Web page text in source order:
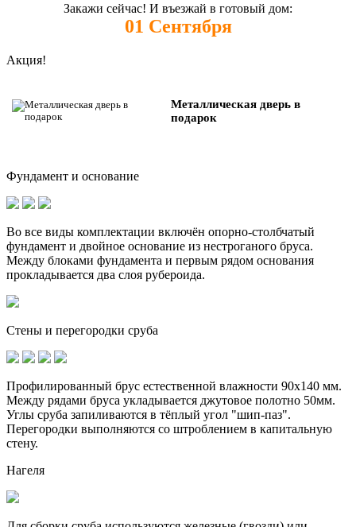
Закажи сейчас! И въезжай в готовый дом:
01 Сентября
Акция!
Металлическая дверь в
подарок
Фундамент и основание
Во все виды комплектации включён опорно-столбчатый
фундамент и двойное основание из нестроганого бруса.
Между блоками фундамента и первым рядом основания
прокладывается два слоя рубероида.
Стены и перегородки сруба
Профилированный брус естественной влажности 90х140 мм.
Между рядами бруса укладывается джутовое полотно 50мм.
Углы сруба запиливаются в тёплый угол "шип-паз".
Перегородки выполняются со штроблением в капитальную
стену.
Нагеля